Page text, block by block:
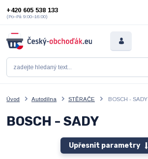
+420 605 538 133
(Po–Pá 9:00–16:00)
Úvod Autodílna STĚRAČE BOSCH - SADY
BOSCH - SADY
Upřesnit parametry